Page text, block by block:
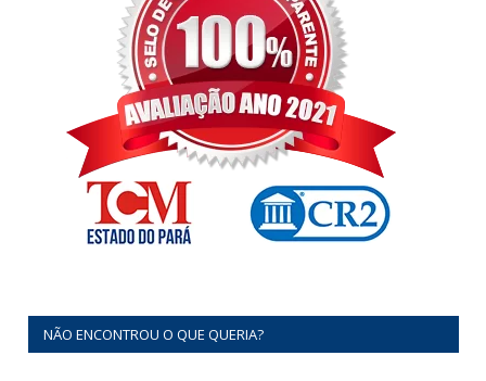
NÃO ENCONTROU O QUE QUERIA?